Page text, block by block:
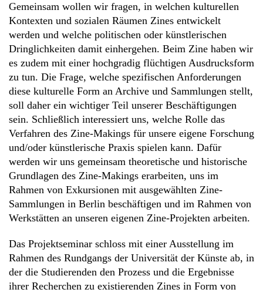
Gemeinsam wollen wir fragen, in welchen kulturellen
Kontexten und sozialen Räumen Zines entwickelt
werden und welche politischen oder künstlerischen
Dringlichkeiten damit einhergehen. Beim Zine haben wir
es zudem mit einer hochgradig flüchtigen Ausdrucksform
zu tun. Die Frage, welche spezifischen Anforderungen
diese kulturelle Form an Archive und Sammlungen stellt,
soll daher ein wichtiger Teil unserer Beschäftigungen
sein. Schließlich interessiert uns, welche Rolle das
Verfahren des Zine-Makings für unsere eigene Forschung
und/oder künstlerische Praxis spielen kann. Dafür
werden wir uns gemeinsam theoretische und historische
Grundlagen des Zine-Makings erarbeiten, uns im
Rahmen von Exkursionen mit ausgewählten Zine-
Sammlungen in Berlin beschäftigen und im Rahmen von
Werkstätten an unseren eigenen Zine-Projekten arbeiten.
Das Projektseminar schloss mit einer Ausstellung im
Rahmen des Rundgangs der Universität der Künste ab, in
der die Studierenden den Prozess und die Ergebnisse
ihrer Recherchen zu existierenden Zines in Form von